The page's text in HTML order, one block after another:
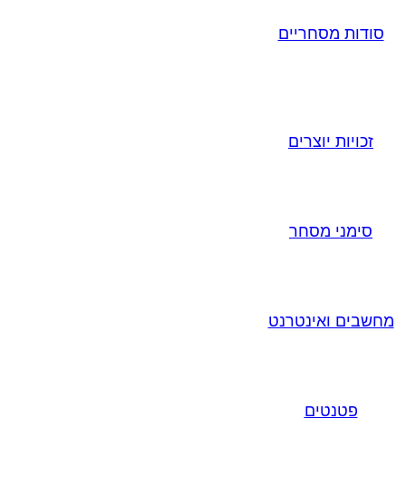
סודות מסחריים
זכויות יוצרים
סימני מסחר
מחשבים ואינטרנט
פטנטים